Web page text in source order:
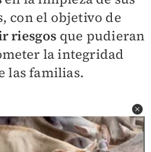
con el objetivo de
riesgos que pudieran
la integridad
las familias.